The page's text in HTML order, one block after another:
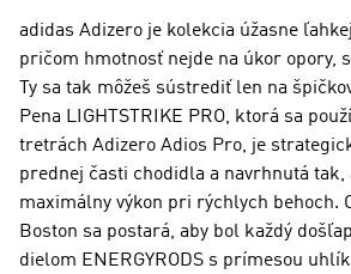
adidas Adizero je kolekcia úžasne
pričom hmotnosť nejde na úkor opory,
Ty sa tak môžeš sústrediť len na
Pena LIGHTSTRIKE PRO, ktorá sa
tretrách Adizero Adios Pro, je
prednej časti chodidla a navrhnutá tak,
maximálny výkon pri rýchlych behoch.
Boston sa postará, aby bol každý
dielom ENERGYRODS s prímesou